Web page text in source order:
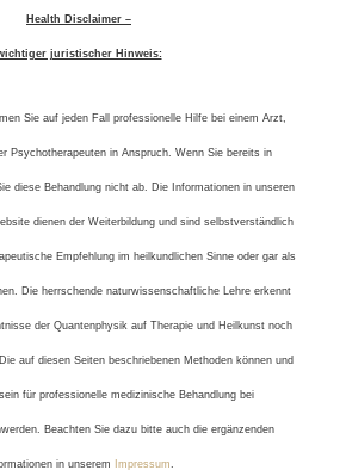
Health Disclaimer –
juristischer Hinweis:
Sie auf jeden Fall professionelle Hilfe bei einem Arzt,
Psychotherapeuten in Anspruch. Wenn Sie bereits in
diese Behandlung nicht ab. Die Informationen in unseren
dienen der Weiterbildung und sind selbstverständlich
Empfehlung im heilkundlichen Sinne oder gar als
Die herrschende naturwissenschaftliche Lehre erkennt
der Quantenphysik auf Therapie und Heilkunst noch
auf diesen Seiten beschriebenen Methoden können und
für professionelle medizinische Behandlung bei
Beachten Sie dazu bitte auch die ergänzenden
in unserem Impressum